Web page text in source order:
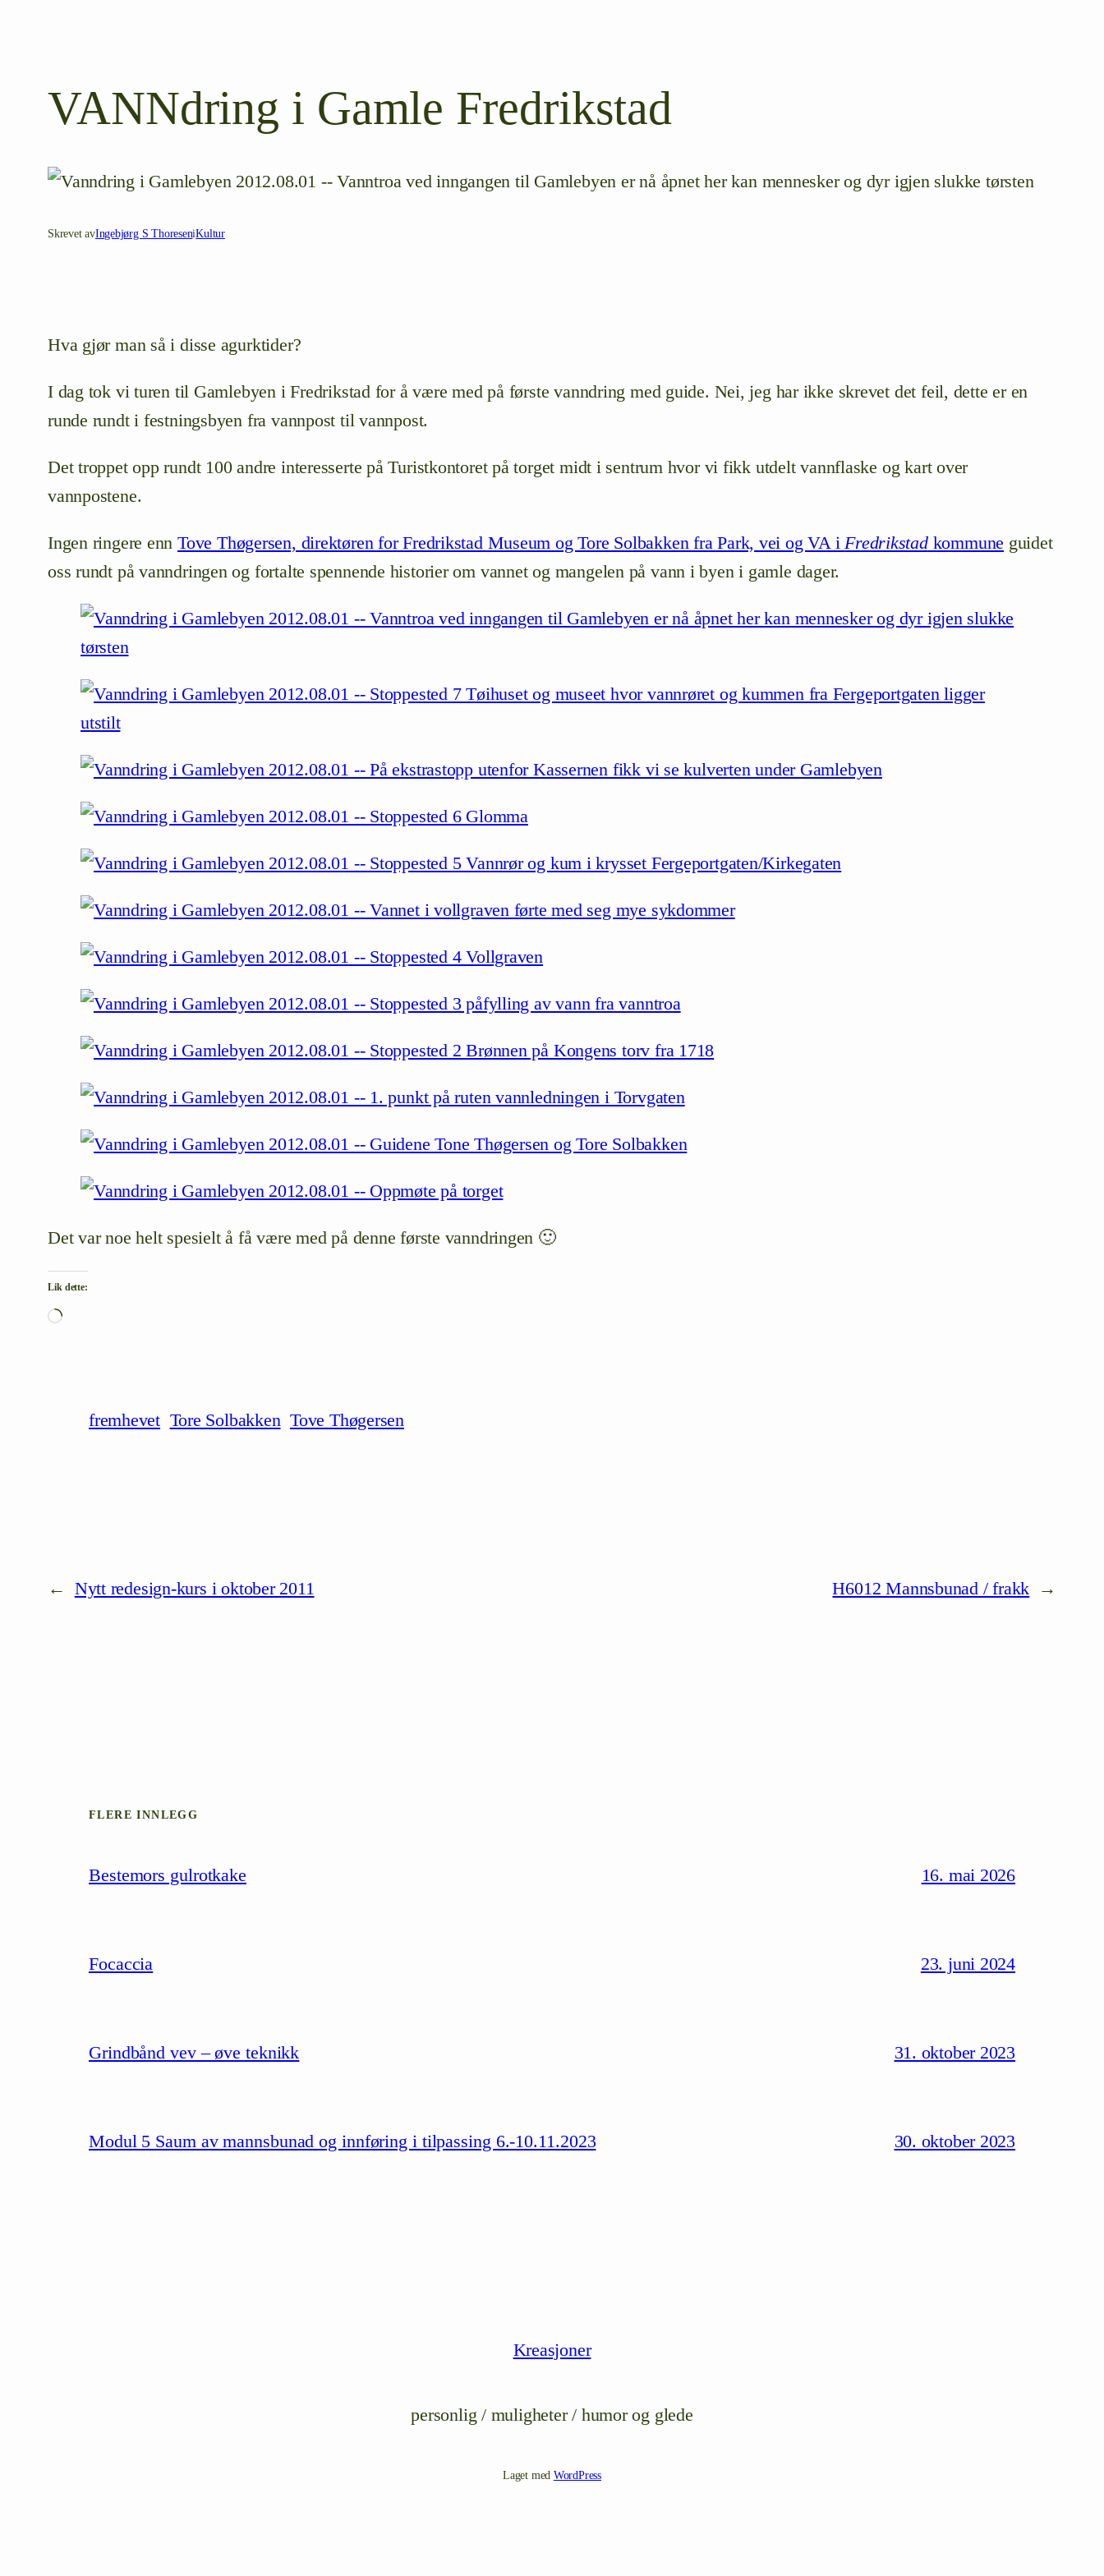
VANNdring i Gamle Fredrikstad
Skrevet avIngebjørg S ThoreseniKultur
Hva gjør man så i disse agurktider?
I dag tok vi turen til Gamlebyen i Fredrikstad for å være med på første vanndring med guide. Nei, jeg har ikke skrevet det feil, dette er en
runde rundt i festningsbyen fra vannpost til vannpost.
Det troppet opp rundt 100 andre interesserte på Turistkontoret på torget midt i sentrum hvor vi fikk utdelt vannflaske og kart over
vannpostene.
Ingen ringere ennTove Thøgersen, direktøren for Fredrikstad Museum og Tore Solbakken fra Park, vei og VA i Fredrikstadkommune guidet
oss rundt på vanndringen og fortalte spennende historier om vannet og mangelen på vann i byen i gamle dager.
Det var noe helt spesielt å få være med på denne første vanndringen 🙂
Lik dette:
Laster
fremhevet Tore Solbakken Tove Thøgersen
← Nytt redesign-kurs i oktober 2011 H6012 Mannsbunad / frakk →
FLERE INNLEGG
Bestemors gulrotkake 16. mai 2026
Focaccia 23. juni 2024
Grindbånd vev – øve teknikk 31. oktober 2023
Modul 5 Saum av mannsbunad og innføring i tilpassing 6.-10.11.2023 30. oktober 2023
Kreasjoner
personlig / muligheter / humor og glede
Laget med WordPress